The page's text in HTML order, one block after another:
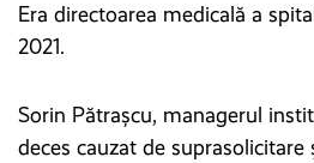
Era directoarea medicală a
2021.
Sorin Pătrașcu, managerul
deces cauzat de suprasolicitare